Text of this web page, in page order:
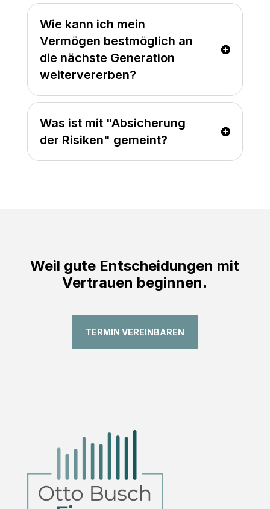
Wie kann ich mein
Vermögen bestmöglich an
die nächste Generation
weitervererben?
Was ist mit "Absicherung
der Risiken" gemeint?
Weil gute Entscheidungen mit
Vertrauen beginnen.
TERMIN VEREINBAREN